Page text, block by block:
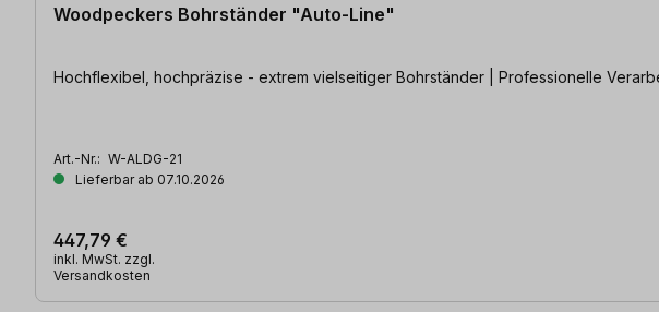
Woodpeckers Bohrständer "Auto-Line"
Hochflexibel, hochpräzise - extrem
Art.-Nr.: W-ALDG-21
Lieferbar ab 07.10.2026
447,79 €
inkl. MwSt. zzgl.
Versandkosten